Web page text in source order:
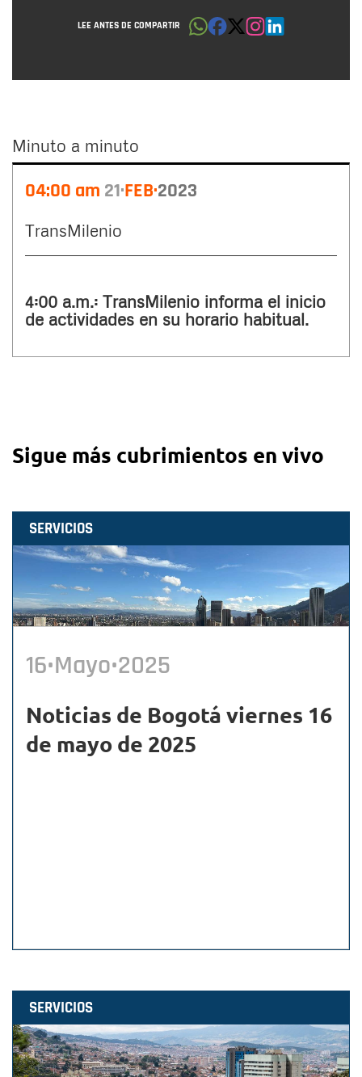
LEE ANTES DE COMPARTIR
Minuto a minuto
04:00 am 21 FEB 2023
TransMilenio
4:00 a.m.: TransMilenio informa el inicio
de actividades en su horario habitual.
Sigue más cubrimientos en vivo
SERVICIOS
16•Mayo•2025
Noticias de Bogotá viernes 16
de mayo de 2025
SERVICIOS